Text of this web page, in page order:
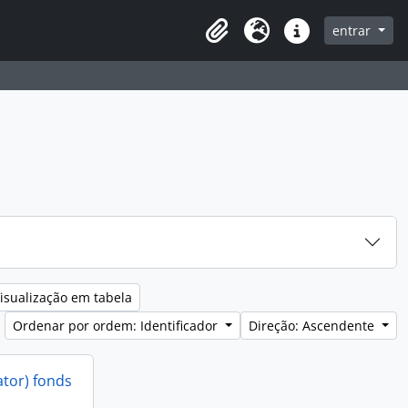
Clipboard
Idioma Ligações rápidas
entrar
em tabela
Ordenar por ordem: Identificador
Direção: Ascendente
fonds